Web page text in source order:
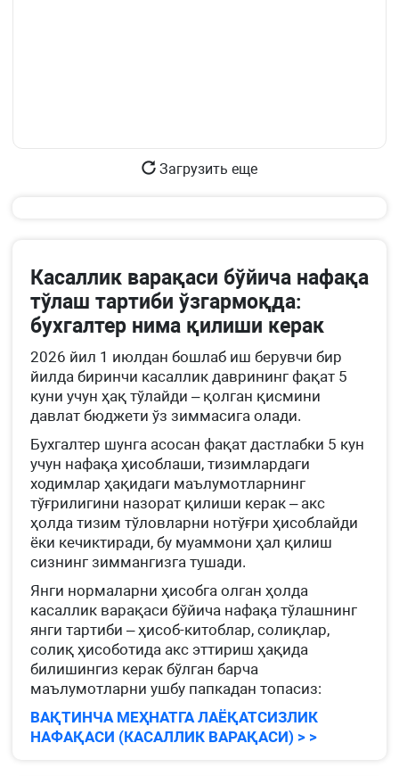
Загрузить еще
Касаллик варақаси бўйича нафақа
тўлаш тартиби ўзгармоқда:
бухгалтер нима қилиши керак
2026 йил 1 июлдан бошлаб иш берувчи бир
йилда биринчи касаллик даврининг фақат 5
куни учун ҳақ тўлайди – қолган қисмини
давлат бюджети ўз зиммасига олади.
Бухгалтер шунга асосан фақат дастлабки 5 кун
учун нафақа ҳисоблаши, тизимлардаги
ходимлар ҳақидаги маълумотларнинг
тўғрилигини назорат қилиши керак – акс
ҳолда тизим тўловларни нотўғри ҳисоблайди
ёки кечиктиради, бу муаммони ҳал қилиш
сизнинг зиммангизга тушади.
Янги нормаларни ҳисобга олган ҳолда
касаллик варақаси бўйича нафақа тўлашнинг
янги тартиби – ҳисоб-китоблар, солиқлар,
солиқ ҳисоботида акс эттириш ҳақида
билишингиз керак бўлган барча
маълумотларни ушбу папкадан топасиз:
ВАҚТИНЧА МЕҲНАТГА ЛАЁҚАТСИЗЛИК
НАФАҚАСИ (КАСАЛЛИК ВАРАҚАСИ) > >